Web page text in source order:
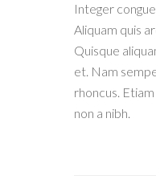
Integer
Aliquam quis
Quisque
et. Nam
rhoncus.
non a nibh.